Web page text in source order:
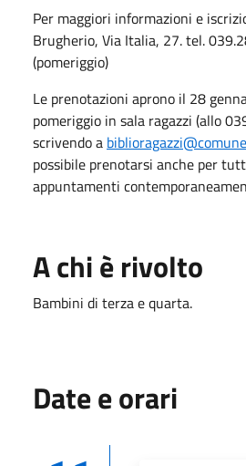
Per maggiori informazioni e
Brugherio, Via Italia, 27. tel.
(pomeriggio)
Le prenotazioni aprono il 28
pomeriggio in sala ragazzi (allo
scrivendo a
possibile prenotarsi anche per
appuntamenti
A chi è rivolto
Bambini di terza e quarta.
Date e orari